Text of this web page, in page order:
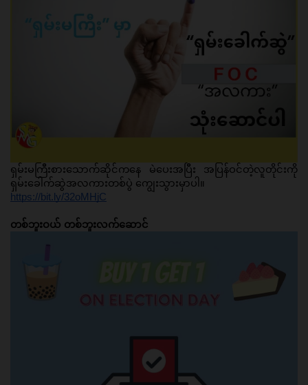
ရှမ်းမကြီးစားသောက်ဆိုင်ကနေ မဲပေးအပြီး အပြန်ဝင်တဲ့လူတိုင်းကို
ရှမ်းခေါက်ဆွဲအလကားတစ်ပွဲ ကျွေးသွားမှာပါ။
https://bit.ly/32oMHjC
တစ်ဘူးဝယ် တစ်ဘူးလက်ဆောင်